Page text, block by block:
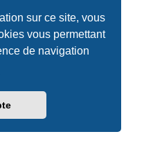
sur ce site, vous
vous permettant
de navigation